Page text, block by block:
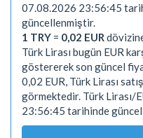
07.08.2026 23:56:45
güncellenmiştir.
1 TRY = 0,02 EUR
Türk Lirası bugün EUR
göstererek son güncel
0,02 EUR, Türk Lirası
görmektedir. Türk Lirası/
23:56:45 tarihinde